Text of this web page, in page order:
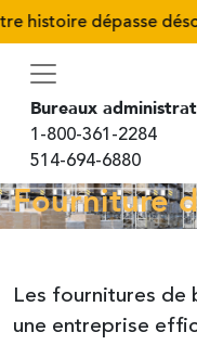
histoire dépasse
Bureaux
1-800-361-2284
514-694-6880
Fourniture
Les fournitures de
une entreprise